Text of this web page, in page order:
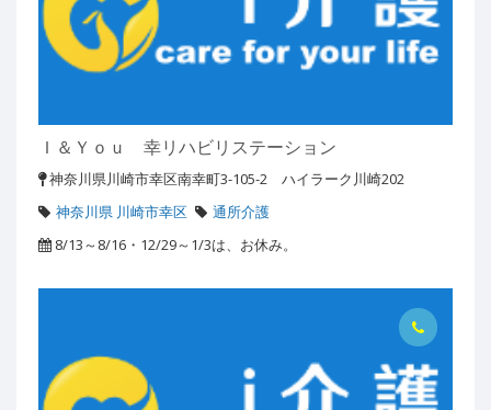
Ｉ＆Ｙｏｕ 幸リハビリステーション
神奈川県川崎市幸区南幸町3-105-2 ハイラーク川崎202
神奈川県 川崎市幸区
通所介護
8/13～8/16・12/29～1/3は、お休み。